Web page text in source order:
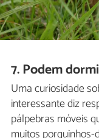
7. Podem
Uma curiosidade
interessante diz
pálpebras móveis
muitos